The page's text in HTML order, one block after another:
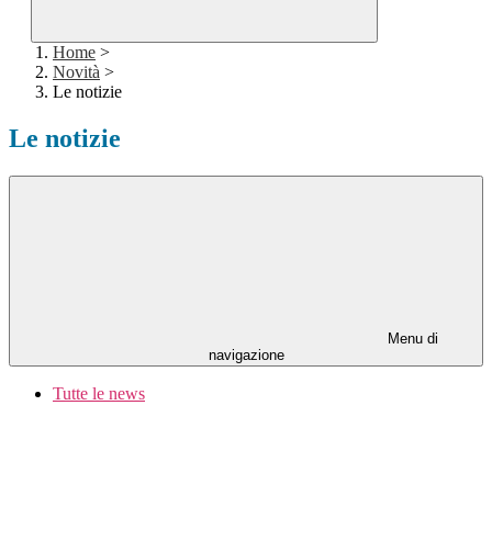
Home >
Novità >
Le notizie
Le notizie
Menu di
navigazione
Tutte le news